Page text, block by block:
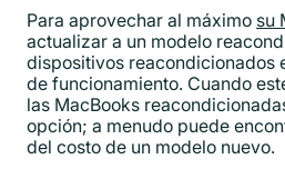
Para aprovechar al máximo su
actualizar a un modelo
dispositivos reacondicionados
de funcionamiento. Cuando
las MacBooks
opción; a menudo puede
del costo de un modelo nuevo.